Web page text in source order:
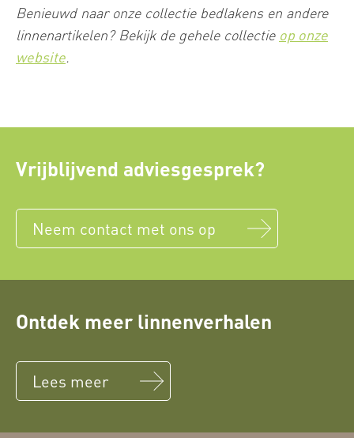
Benieuwd naar onze collectie bedlakens en andere
linnenartikelen? Bekijk de gehele collectie op onze
website.
Vrijblijvend adviesgesprek?
Neem contact met ons op
Ontdek meer linnenverhalen
Lees meer